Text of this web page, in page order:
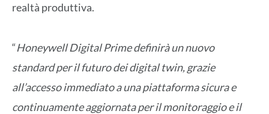
realtà produttiva.
“Honeywell Digital Prime definirà un nuovo
standard per il futuro dei digital twin, grazie
all’accesso immediato a una piattaforma sicura e
continuamente aggiornata per il monitoraggio e il